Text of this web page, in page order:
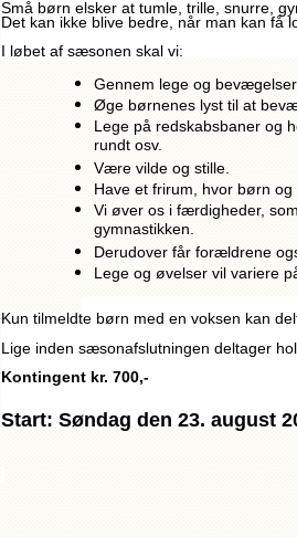
Små børn elsker at tumle, trille, snurre,
Det kan ikke blive bedre, når man kan få
I løbet af sæsonen skal vi:
Gennem lege og
Øge børnenes lyst til at
Lege på redskabsbaner og
rundt osv.
Være vilde og stille.
Have et frirum, hvor børn
Vi øver os i færdigheder,
gymnastikken.
Derudover får forældrene
Lege og øvelser vil variere
Kun tilmeldte børn med en voksen kan
Lige inden sæsonafslutningen deltager
Kontingent kr. 700,-
Start: Søndag den 23. august